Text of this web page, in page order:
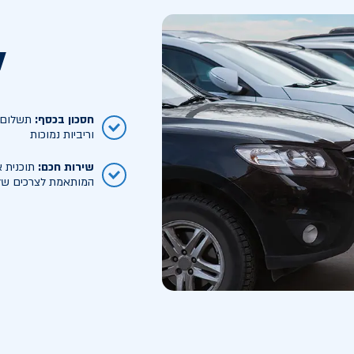
חסכון בכסף:
וריביות נמוכות
שירות חכם: תוכנית
המותאמת לצרכים